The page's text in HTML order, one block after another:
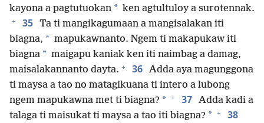
kayona a pagtutuokan * ken agtultuloy a surotennak.
+ 35 Ta ti mangikagumaan a mangisalakan iti
biagna, * mapukawnanto. Ngem ti makapukaw iti
biagna * maigapu kaniak ken iti naimbag a damag,
maisalakannanto dayta. + 36 Adda aya magunggona
ti maysa a tao no matagikuana ti intero a lubong
ngem mapukawna met ti biagna? * + 37 Adda kadi a
talaga ti maisukat ti maysa a tao iti biagna? * + 38